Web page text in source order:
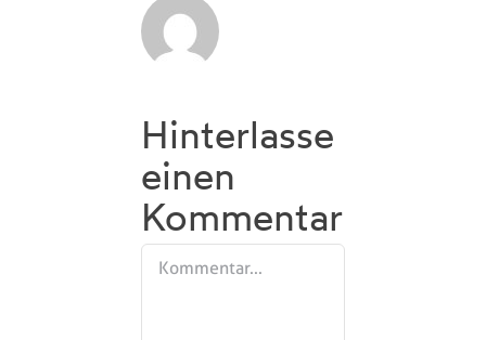
Hinterlasse
einen
Kommentar
Kommentar